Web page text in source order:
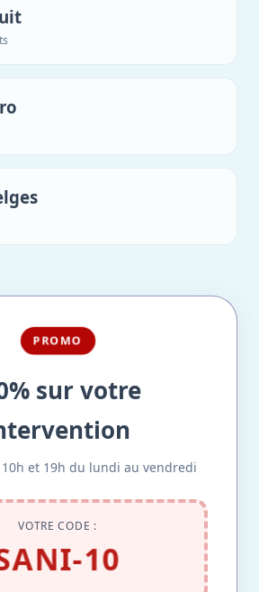
PROMO
sur votre
et 19h du lundi au vendredi
VOTRE CODE :
10